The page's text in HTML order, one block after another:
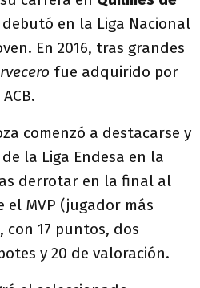
en la Liga Nacional
En 2016, tras grandes
fue adquirido por
comenzó a destacarse y
la Liga Endesa en la
derrotar en la final al
el MVP (jugador más
con 17 puntos, dos
y 20 de valoración.